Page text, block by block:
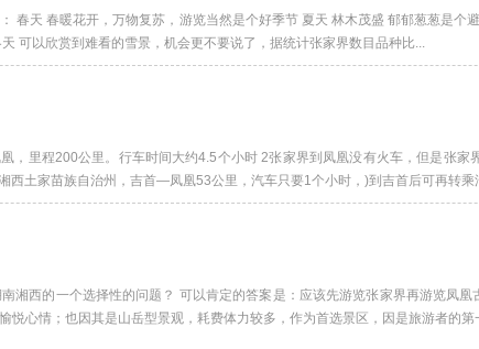
春天 春暖花开，万物复苏，游览当然是个好季节 夏天 林木茂盛 郁郁葱葱是个
可以欣赏到难看的雪景，机会更不要说了，据统计张家界数目品种比...
，里程200公里。行车时间大约4.5个小时 2张家界到凤凰没有火车，但是张家
西土家苗族自治州，吉首—凤凰53公里，汽车只要1个小时，)到吉首后可再转乘
湘西的一个选择性的问题？ 可以肯定的答案是：应该先游览张家界再游览凤
悦心情；也因其是山岳型景观，耗费体力较多，作为首选景区，因是旅游者的